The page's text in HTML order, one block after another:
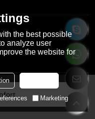
the best possible
analyze user
the website for
Marketing